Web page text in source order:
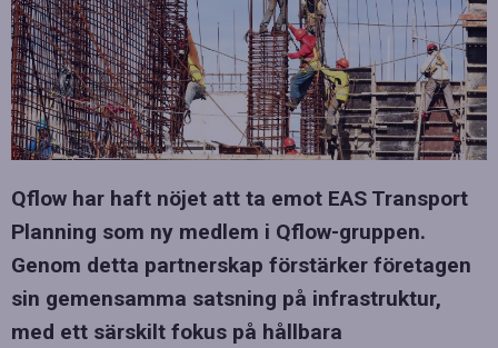
Qflow har haft nöjet att ta emot EAS Transport
Planning som ny medlem i Qflow-gruppen.
Genom detta partnerskap förstärker företagen
sin gemensamma satsning på infrastruktur,
med ett särskilt fokus på hållbara